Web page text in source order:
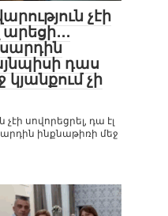
չէի
դաս
չի
սովորեցրել, դա էլ
ինքնաթիռի մեջ